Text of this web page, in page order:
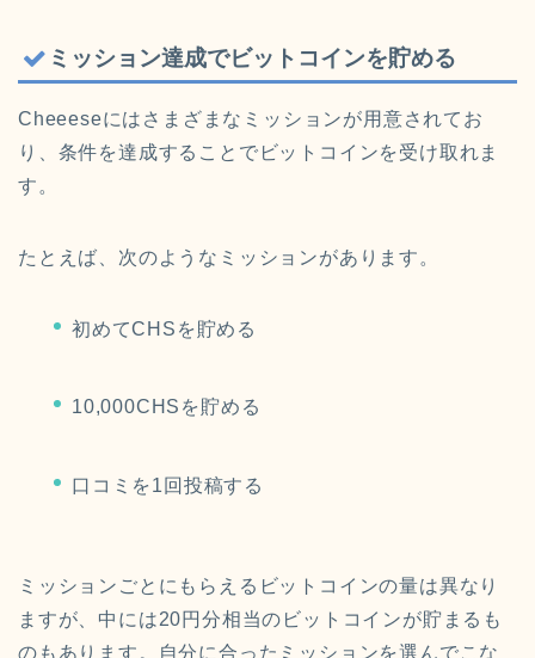
ミッション達成でビットコインを貯める
Cheeeseにはさまざまなミッションが用意されてお
り、条件を達成することでビットコインを受け取れま
す。
たとえば、次のようなミッションがあります。
初めてCHSを貯める
10,000CHSを貯める
口コミを1回投稿する
ミッションごとにもらえるビットコインの量は異なり
ますが、中には20円分相当のビットコインが貯まるも
のもあります。自分に合ったミッションを選んでこな